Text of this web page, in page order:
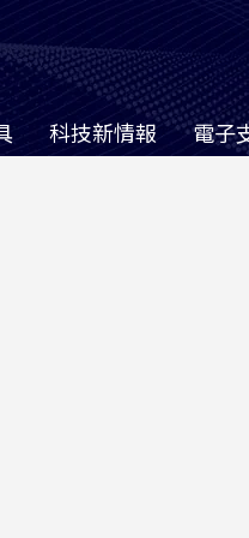
科技新情報 電子